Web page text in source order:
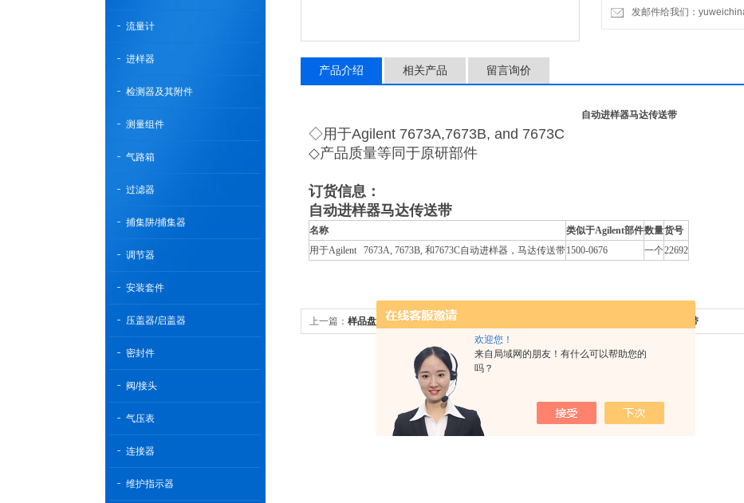
欢迎您！
来自局域网的朋友！有什么可以帮助您的
吗？
流量计
进样器
检测器及其附件
测量组件
气路箱
过滤器
捕集阱/捕集器
调节器
安装套件
压盖器/启盖器
密封件
阀/接头
气压表
连接器
维护指示器
发邮件给我们：
产品介绍 相关产品 留言询价
自动进样器马达传送带
◇用于Agilent 7673A,7673B, and 7673C
◇产品质量等同于原研部件
订货信息：
自动进样器马达传送带
名称 类似于Agilent部件数量货号
用于Agilent 7673A, 7673B, 和7673C自动进样器，马达传送带1500-0676 一个22692
上一篇： 样品盘Z-型皮带 自动进样器活塞传送带